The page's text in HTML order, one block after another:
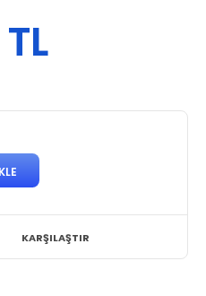
KARŞILAŞTIR